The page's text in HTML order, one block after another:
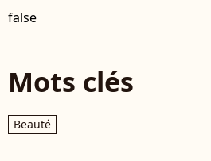
false
Mots clés
Beauté